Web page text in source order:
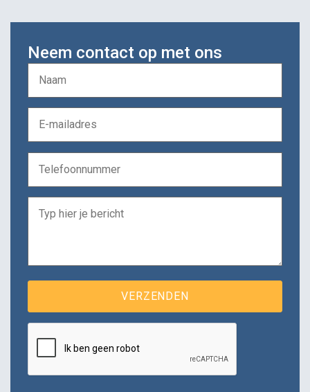
Neem contact op met ons